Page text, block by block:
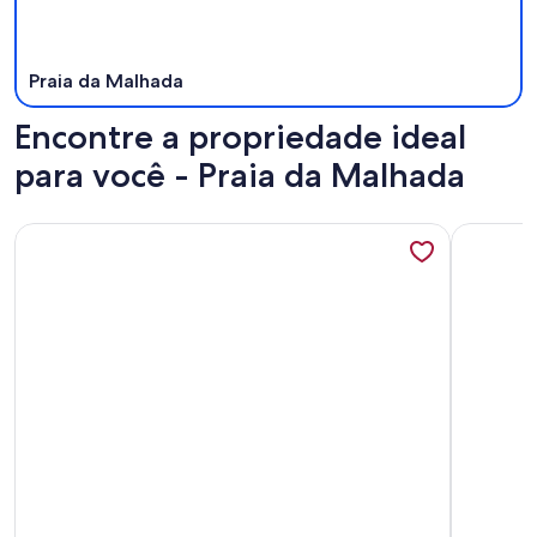
Praia da Malhada
Encontre a propriedade ideal
para você - Praia da Malhada
Mais informações sobre Casa Les Deux R da LagoaMais